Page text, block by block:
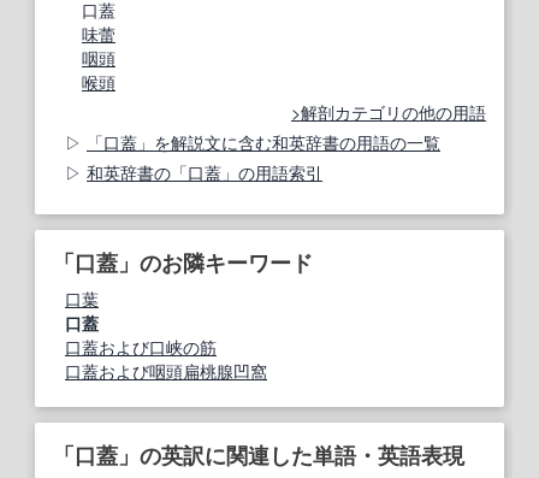
口蓋
味蕾
咽頭
喉頭
解剖カテゴリの他の用語
「口蓋」を解説文に含む和英辞書の用語の一覧
和英辞書の「口蓋」の用語索引
「口蓋」のお隣キーワード
口葉
口蓋
口蓋および口峡の筋
口蓋および咽頭扁桃腺凹窩
「口蓋」の英訳に関連した単語・英語表現